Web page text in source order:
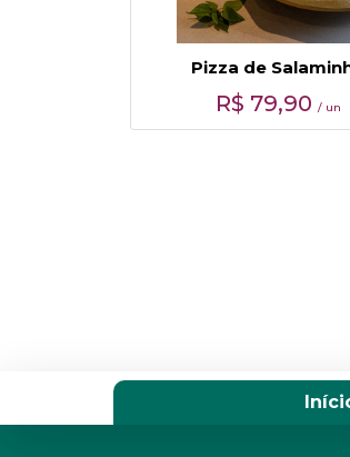
Pizza de
R$ 79,90 / un